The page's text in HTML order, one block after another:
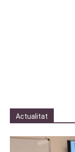
Actualitat